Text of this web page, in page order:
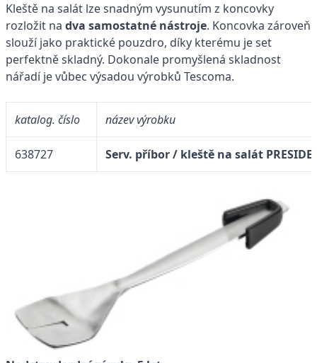
Kleště na salát lze snadným vysunutím z koncovky
rozložit na dva samostatné nástroje. Koncovka zároveň
slouží jako praktické pouzdro, díky kterému je set
perfektně skladný. Dokonale promyšlená skladnost
nářadí je vůbec výsadou výrobků Tescoma.
katalog. číslo název výrobku
638727 Serv. příbor / kleště na salát